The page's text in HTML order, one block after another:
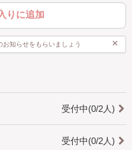
ムーズです。
くつかご記入ください。
をメッセージにて行わせていた
しています。
りに追加
知らせをもらいましょう ×
受付中(0/2人)
受付中(0/2人)